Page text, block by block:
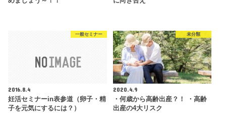
一般セミナー
2016.8.4
妊活セミナーin表参道（卵子・精
子を元気にするには？）
未分類
2020.4.9
・何歳から高齢出産？！ ・高齢
出産の4大リスク